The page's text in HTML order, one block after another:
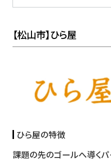
【松山市】ひら屋
ひら屋の特徴
課題の先のゴールへ導く